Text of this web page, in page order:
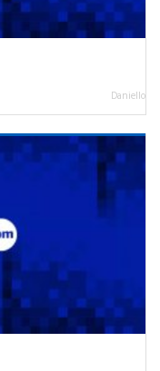
Daniello